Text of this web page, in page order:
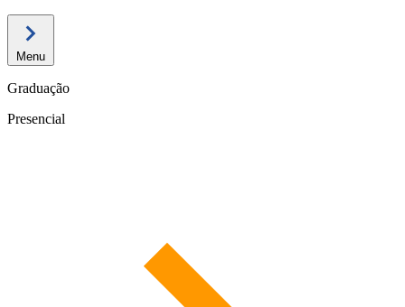
Menu
Graduação
Presencial